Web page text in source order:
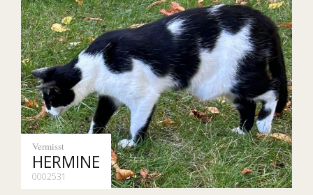
Vermisst
HERMINE
0002531